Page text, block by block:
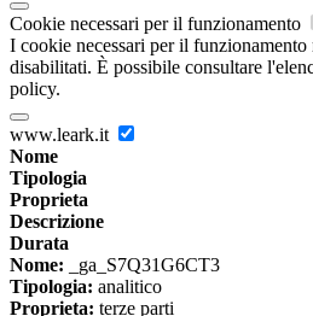
Cookie necessari per il funzionamento
I cookie necessari per il funzionamento
disabilitati. È possibile consultare
policy.
www.leark.it
Nome
Tipologia
Proprieta
Descrizione
Durata
Nome: _ga_S7Q31G6CT3
Tipologia: analitico
Proprieta: terze parti